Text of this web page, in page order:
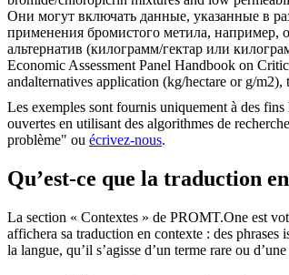
Они могут включать данные, указанные в
применения бромистого метила, например,
альтернатив (килограмм/гектар или
Economic Assessment Panel Handbook on
andalternatives application (kg/hectare or g/
Les exemples sont fournis uniquement à des
ouvertes en utilisant des algorithmes de
problème" ou écrivez-nous.
Qu’est-ce que la traduction
La section « Contextes » de PROMT.One est
affichera sa traduction en contexte : des phrases
la langue, qu’il s’agisse d’un terme rare ou